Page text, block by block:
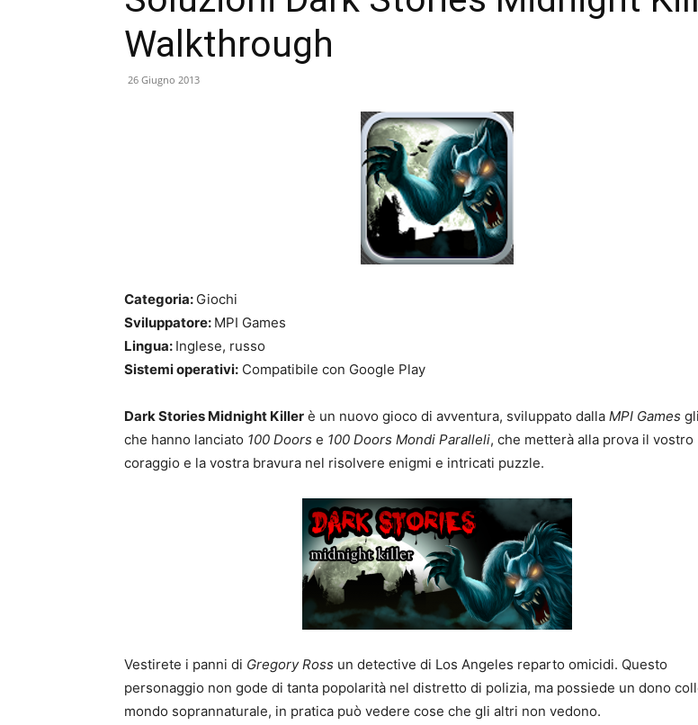
Walkthrough
26 Giugno 2013
Categoria: Giochi
Sviluppatore: MPI Games
Lingua: Inglese, russo
Sistemi operativi: Compatibile con Google Play
Dark Stories Midnight Killer è un nuovo gioco di avventura, sviluppato dalla MPI Games
che hanno lanciato 100 Doors e 100 Doors Mondi Paralleli, che metterà alla prova il vostro
coraggio e la vostra bravura nel risolvere enigmi e intricati puzzle.
Vestirete i panni di Gregory Ross un detective di Los Angeles reparto omicidi. Questo
personaggio non gode di tanta popolarità nel distretto di polizia, ma possiede un dono
mondo soprannaturale, in pratica può vedere cose che gli altri non vedono.